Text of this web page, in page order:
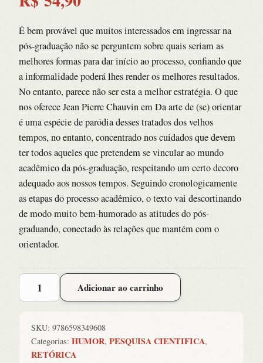
É bem provável que muitos interessados em ingressar na
pós-graduação não se perguntem sobre quais seriam as
melhores formas para dar início ao processo, confiando que
a informalidade poderá lhes render os melhores resultados.
No entanto, parece não ser esta a melhor estratégia. O que
nos oferece Jean Pierre Chauvin em Da arte de (se) orientar
é uma espécie de paródia desses tratados dos velhos
tempos, no entanto, concentrado nos cuidados que devem
ter todos aqueles que pretendem se vincular ao mundo
acadêmico da pós-graduação, respeitando um certo decoro
adequado aos nossos tempos. Seguindo cronologicamente
as etapas do processo acadêmico, o texto vai descortinando
de modo muito bem-humorado as atitudes do pós-
graduando, conectado às relações que mantém com o
orientador.
Da
Orientar
[para
Adicionar ao carrinho
SKU: 9786598349608
Categorias: HUMOR, PESQUISA CIENTIFICA,
RETÓRICA